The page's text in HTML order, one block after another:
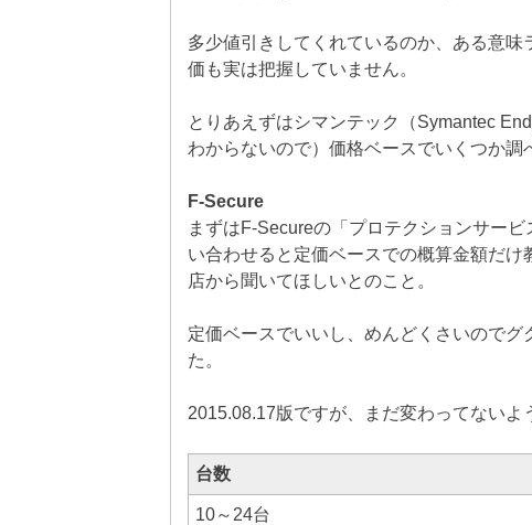
多少値引きしてくれているのか、ある意
価も実は把握していません。
とりあえずはシマンテック（Symantec
わからないので）価格ベースでいくつか調
F-Secure
まずはF-Secureの「プロテクションサー
い合わせると定価ベースでの概算金額だ
店から聞いてほしいとのこと。
定価ベースでいいし、めんどくさいので
た。
2015.08.17版ですが、まだ変わってないよ
台数
10～24台